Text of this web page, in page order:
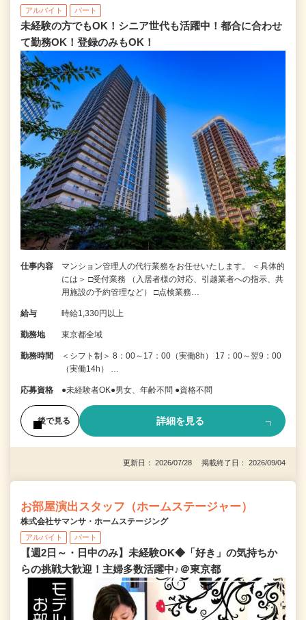
アルバイト パート
未経験の方でもOK！シニア世代も活躍中！都合に合わせ
て勤務OK！登録のみもOK！
仕事内容
マンション管理人の代行業務をお任せいたします。 ＜具体的
には＞ □受付業務 （入居者様の対応、引越業者への指示、共
用施設の予約管理など） □点検業務…
給与 時給1,330円以上
勤務地 東京都全域
勤務時間
＜シフト制＞ 8：00～17：00（実働8h） 17：00～翌9：00
（実働14h） …
応募資格 ●未経験者OK●男女、年齢不問 ●資格不問
後で見る 詳細を見る
更新日： 2026/07/28 掲載終了日： 2026/09/04
お部屋演出スタッフ（ホームステージャー）
株式会社サマンサ・ホームステージング
アルバイト パート
【週2日～・日中のみ】未経験OK◆「好き」の気持ちか
らの挑戦大歓迎！主婦多数活躍中♪＠東京都